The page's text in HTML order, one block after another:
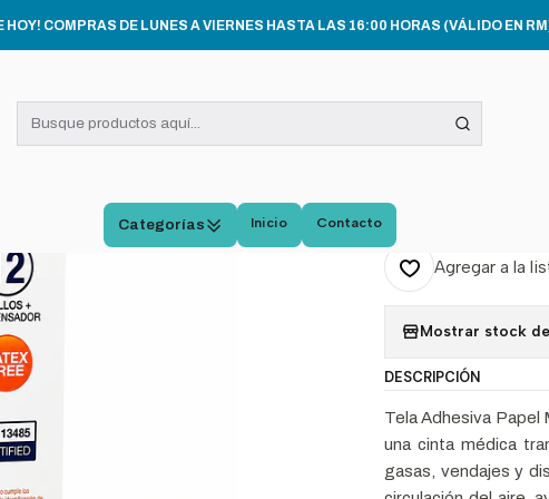
Categorías Inicio Contacto
HOY! COMPRAS DE LUNES A VIERNES HASTA LAS 16:00 HORAS (VÁLIDO EN
MÉDICOS Tela Adhesiva Papel Microporosa + Disp 2.5cmx9m
Tela
Cajax12
Agregar a la
Mostrar stock
DESCRIPCIÓN
Tela Adhesiva Papel
una cinta médica
gasas, vendajes y